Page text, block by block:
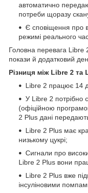
автоматично
потреби щоразу
Є сповіщення про
режимі реального
Головна перевага Libre
покази й додатковий
Різниця між Libre 2 та
Libre 2 працює 14
У Libre 2 потрібно
(офіційною
2 Plus дані
Libre 2 Plus має
низькому цукрі;
Сигнали про
Libre 2 Plus вони
Libre 2 Plus вже
інсуліновими